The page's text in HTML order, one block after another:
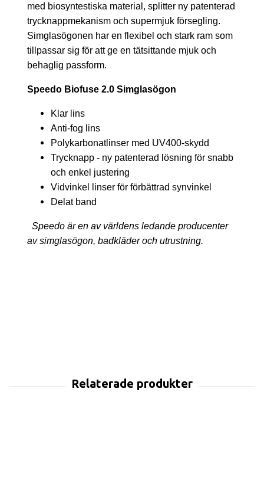
med biosyntestiska material, splitter ny patenterad
trycknappmekanism och supermjuk försegling.
Simglasögonen har en flexibel och stark ram som
tillpassar sig för att ge en tätsittande mjuk och
behaglig passform.
Speedo Biofuse 2.0 Simglasögon
Klar lins
Anti-fog lins
Polykarbonatlinser med UV400-skydd
Trycknapp - ny patenterad lösning för snabb
och enkel justering
Vidvinkel linser för förbättrad synvinkel
Delat band
Speedo är en av världens ledande producenter
av simglasögon, badkläder och utrustning.